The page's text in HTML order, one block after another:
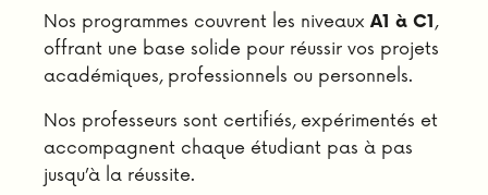
Nos programmes couvrent les niveaux A1 à C1,
offrant une base solide pour réussir vos projets
académiques, professionnels ou personnels.
Nos professeurs sont certifiés, expérimentés et
accompagnent chaque étudiant pas à pas
jusqu’à la réussite.